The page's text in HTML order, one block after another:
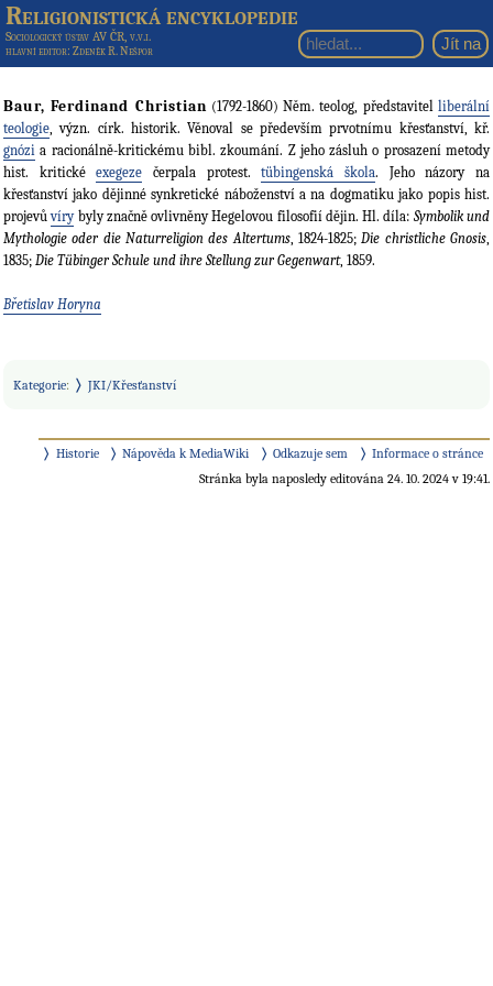
Religionistická encyklopedie
Sociologický ústav AV ČR, v.v.i.
hlavní editor: Zdeněk R. Nešpor
Baur, Ferdinand Christian(1792-1860) Něm. teolog, představitelliberální
teologie, význ. círk. historik. Věnoval se především prvotnímu křesťanství, kř.
gnózi a racionálně-kritickému bibl. zkoumání. Z jeho zásluh o prosazení metody
hist. kritickéexegeze čerpala protest.tübingenská škola. Jeho názory na
křesťanství jako dějinné synkretické náboženství a na dogmatiku jako popis hist.
projevůvírybyly značně ovlivněny Hegelovou filosofií dějin. Hl. díla: Symbolik und
Mythologie oder die Naturreligion des Altertums, 1824-1825;Die christliche Gnosis,
1835; Die Tübinger Schule und ihre Stellung zur Gegenwart, 1859.
Břetislav Horyna
Kategorie: JKI/Křesťanství
Historie Nápověda k MediaWiki Odkazuje sem
Informace o stránce
Stránka byla naposledy editována 24. 10. 2024 v 19:41.